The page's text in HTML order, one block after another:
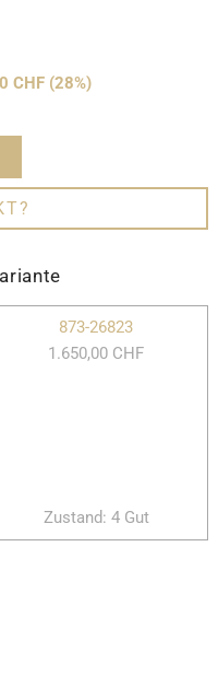
CHF (28%)
873-26823
1.650,00 CHF
Zustand: 4 Gut